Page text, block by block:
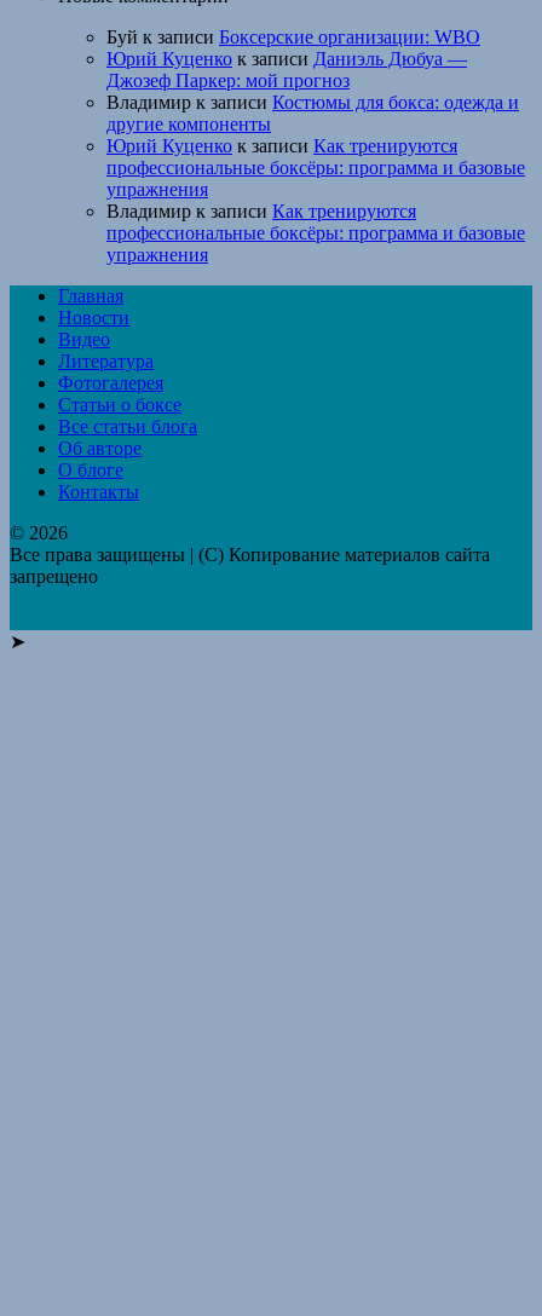
Буй к записи Боксерские организации: WBO
Юрий Куценко к записи Даниэль Дюбуа —
Джозеф Паркер: мой прогноз
Владимир к записи Костюмы для бокса: одежда и
другие компоненты
Юрий Куценко к записи Как тренируются
профессиональные боксёры: программа и базовые
упражнения
Владимир к записи Как тренируются
профессиональные боксёры: программа и базовые
упражнения
Главная
Новости
Видео
Литература
Фотогалерея
Статьи о боксе
Все статьи блога
Об авторе
О блоге
Контакты
© 2026
Все права защищены | (C) Копирование материалов сайта
запрещено
➤